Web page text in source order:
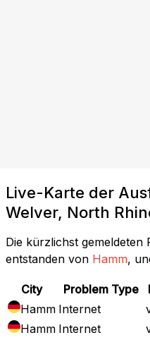
Live-Karte der
Welver, North
Die kürzlichst gemeldeten
entstanden von Hamm,
City Problem Type
Hamm Internet
Hamm Internet